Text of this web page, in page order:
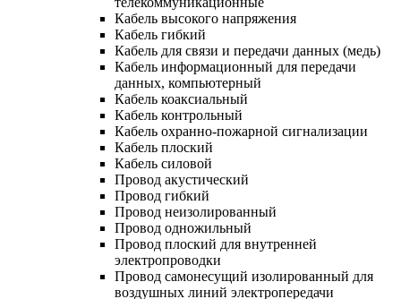
Кабель высокого напряжения
Кабель гибкий
Кабель для связи и передачи данных (медь)
Кабель информационный для передачи
данных, компьютерный
Кабель коаксиальный
Кабель контрольный
Кабель охранно-пожарной сигнализации
Кабель плоский
Кабель силовой
Провод акустический
Провод гибкий
Провод неизолированный
Провод одножильный
Провод плоский для внутренней
электропроводки
Провод самонесущий изолированный для
воздушных линий электропередачи